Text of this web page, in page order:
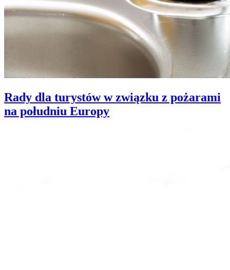
Rady dla turystów w związku z pożarami
na południu Europy